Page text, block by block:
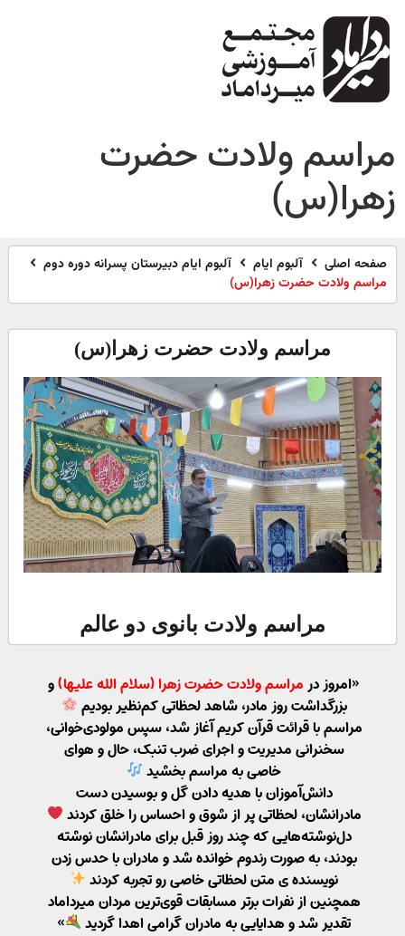
مراسم ولادت حضرت
زهرا(س)
صفحه اصلی آلبوم ایام
آلبوم ایام دبیرستان پسرانه دوره دوم
مراسم ولادت حضرت زهرا(س)
مراسم ولادت حضرت زهرا(س)
مراسم ولادت بانوی دو عالم
«امروز در مراسم ولادت حضرت زهرا (سلام الله علیها)و
بزرگداشت روز مادر، شاهد لحظاتی کم‌نظیر بودیم
مراسم با قرائت قرآن کریم آغاز شد، سپس مولودی‌خوانی،
سخنرانی مدیریت و اجرای ضرب تنبک، حال و هوای
خاصی به مراسم بخشید
دانش‌آموزان با هدیه دادن گل و بوسیدن دست
مادرانشان، لحظاتی پر از شوق و احساس را خلق کردند
دل‌نوشته‌هایی که چند روز قبل برای مادرانشان نوشته
بودند، به صورت رندوم خوانده شد و مادران با حدس زدن
نویسنده ی متن لحظاتی خاصی رو تجربه کردند
همچنین از نفرات برتر مسابقات قوی‌ترین مردان میرداماد
تقدیر شد و هدایایی به مادران گرامی اهدا گردید
»